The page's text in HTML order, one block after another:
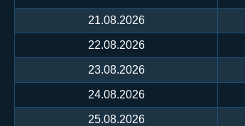
21.08.2026
22.08.2026
23.08.2026
24.08.2026
25.08.2026